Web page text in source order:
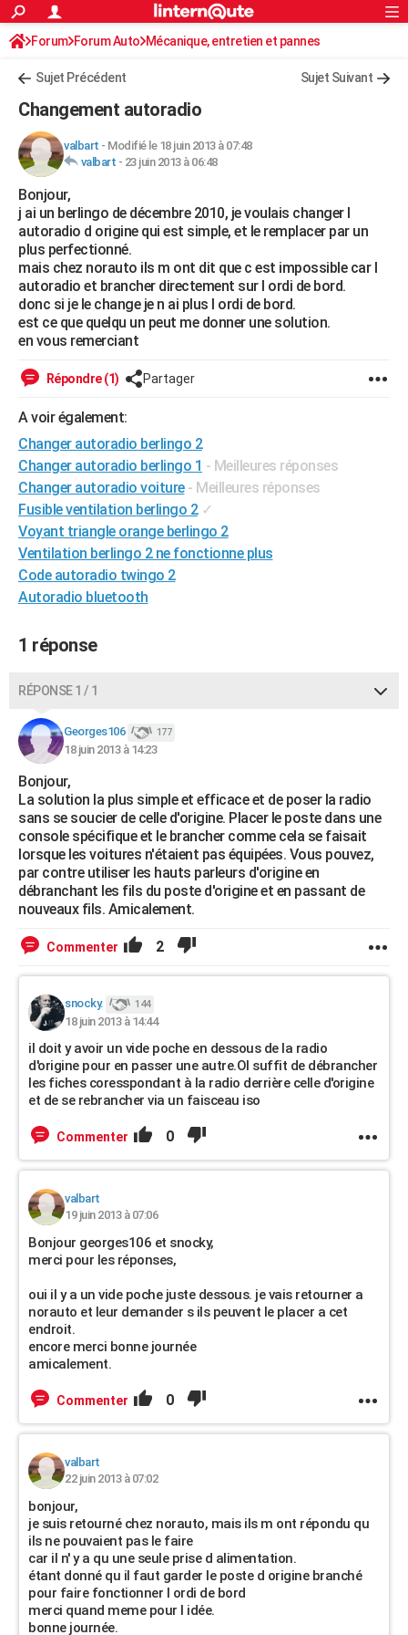
ACTUALITÉS
Politique
Société
Faits Divers
Education
Monde
Villes
+
FINANCE
Retraite
Impôts
Epargne
Immobilier
Risques naturels par ville
Banque
Assurance
Crédit
AUTO
Essais
Réserver un essai
Citadines
Berlines
SUV
Forum auto
+HIGH-TECH
Mobiles
Meilleur smartphone
Internet
Ordinateurs
Jeux vidéo
Guide high-tech
+BRICOLAGE
Forum
Aménagement intérieur
Extérieur
Cuisine
Salle de bains
Jardinage
Rangement
WEEK-END
Guides de France
Escapades
Patrimoine
Expositions
Musées
Week-end nature
LIFESTYLE
Alimentation
Guide de la santé
Maladies
Médicaments
Sommeil
Destinations
City break
Voyage nature
Voyage de noces
Forum
Climat
+
GUIDES D'ACHAT
BONS PLANS
CARTE DE VOEUX
Carte de Noël
Carte Bonne année
Carte Saint-Valentin
Carte Pâques
Carte d'anniversaire
DICTIONNAIRE
COPAINS D'AVANT
S'inscrire
Se connecter
Lycées
Collèges
Primaires
Universités
Entreprises
Service militaire
Avis de recherche
AVIS DE DÉCÈS
FORUM
Bricolage
Lifestyle
Culture
Sport
Auto
Television
Voyage
Cinema
Rechercher
S'inscrire
Connexion
Forum Forum Auto Mécanique, entretien et pannes
Autoradio / Système embarqué, CB
Sujet Précédent Sujet Suivant
Changement autoradio
valbart - Modifié le 18 juin 2013 à 07:48
valbart - 23 juin 2013 à 06:48
Bonjour,
j ai un berlingo de décembre 2010, je voulais changer l
autoradio d origine qui est simple, et le remplacer par un
plus perfectionné.
mais chez norauto ils m ont dit que c est impossible car l
autoradio et brancher directement sur l ordi de bord.
donc si je le change je n ai plus l ordi de bord.
est ce que quelqu un peut me donner une solution.
en vous remerciant
Répondre (1) Partager
A voir également:
Changer autoradio berlingo 2
Changer autoradio berlingo 1 - Meilleures réponses
Changer autoradio voiture - Meilleures réponses
Fusible ventilation berlingo 2 ✓
Voyant triangle orange berlingo 2
Ventilation berlingo 2 ne fonctionne plus
Code autoradio twingo 2
Autoradio bluetooth
1 réponse
RÉPONSE 1 / 1
Georges106 177
18 juin 2013 à 14:23
Bonjour,
La solution la plus simple et efficace et de poser la radio
sans se soucier de celle d'origine. Placer le poste dans une
console spécifique et le brancher comme cela se faisait
lorsque les voitures n'étaient pas équipées. Vous pouvez,
par contre utiliser les hauts parleurs d'origine en
débranchant les fils du poste d'origine et en passant de
nouveaux fils. Amicalement.
Commenter 2
snocky. 144
18 juin 2013 à 14:44
il doit y avoir un vide poche en dessous de la radio
d'origine pour en passer une autre.Ol suffit de débrancher
les fiches coresspondant à la radio derrière celle d'origine
et de se rebrancher via un faisceau iso
Commenter 0
valbart
19 juin 2013 à 07:06
Bonjour georges106 et snocky,
merci pour les réponses,
oui il y a un vide poche juste dessous. je vais retourner a
norauto et leur demander s ils peuvent le placer a cet
endroit.
encore merci bonne journée
amicalement.
Commenter 0
valbart
22 juin 2013 à 07:02
bonjour,
je suis retourné chez norauto, mais ils m ont répondu qu
ils ne pouvaient pas le faire
car il n' y a qu une seule prise d alimentation.
étant donné qu il faut garder le poste d origine branché
pour faire fonctionner l ordi de bord
merci quand meme pour l idée.
bonne journée.